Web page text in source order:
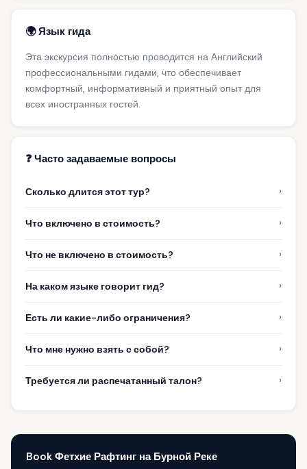
🌍 Язык гида
Эта экскурсия полностью проводится на Английский
профессиональными гидами, что обеспечивает
комфортный, информативный и приятный опыт для
всех иностранных гостей.
❓ Часто задаваемые вопросы
Сколько длится этот тур? ›
Что включено в стоимость? ›
Что не включено в стоимость? ›
На каком языке говорит гид? ›
Есть ли какие-либо ограничения? ›
Что мне нужно взять с собой? ›
Требуется ли распечатанный талон? ›
Book Фетхие Рафтинг на Бурной Реке